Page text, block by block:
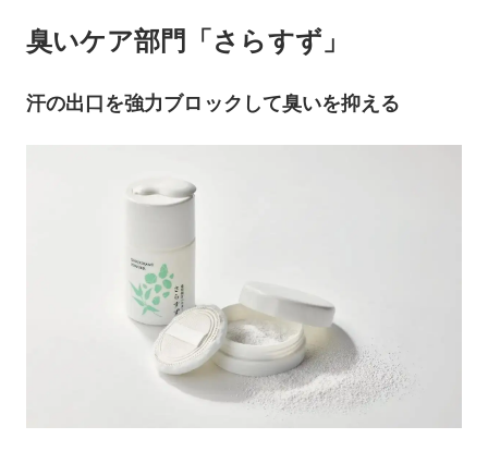
臭いケア部門「さらすず」
汗の出口を強力ブロックして臭いを抑える